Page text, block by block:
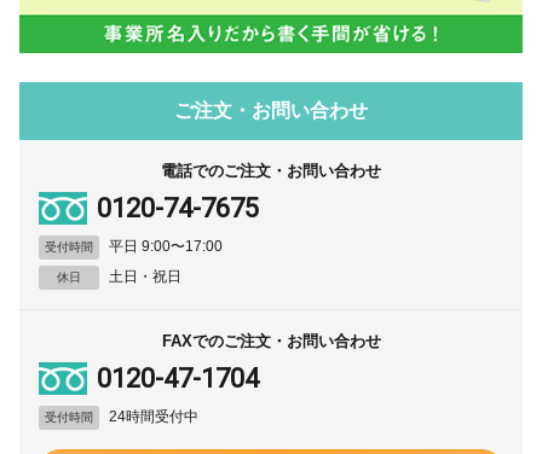
ご注文・お問い合わせ
電話でのご注文・お問い合わせ
0120-74-7675
受付時間 平日 9:00〜17:00
休日 土日・祝日
FAXでのご注文・お問い合わせ
0120-47-1704
受付時間 24時間受付中